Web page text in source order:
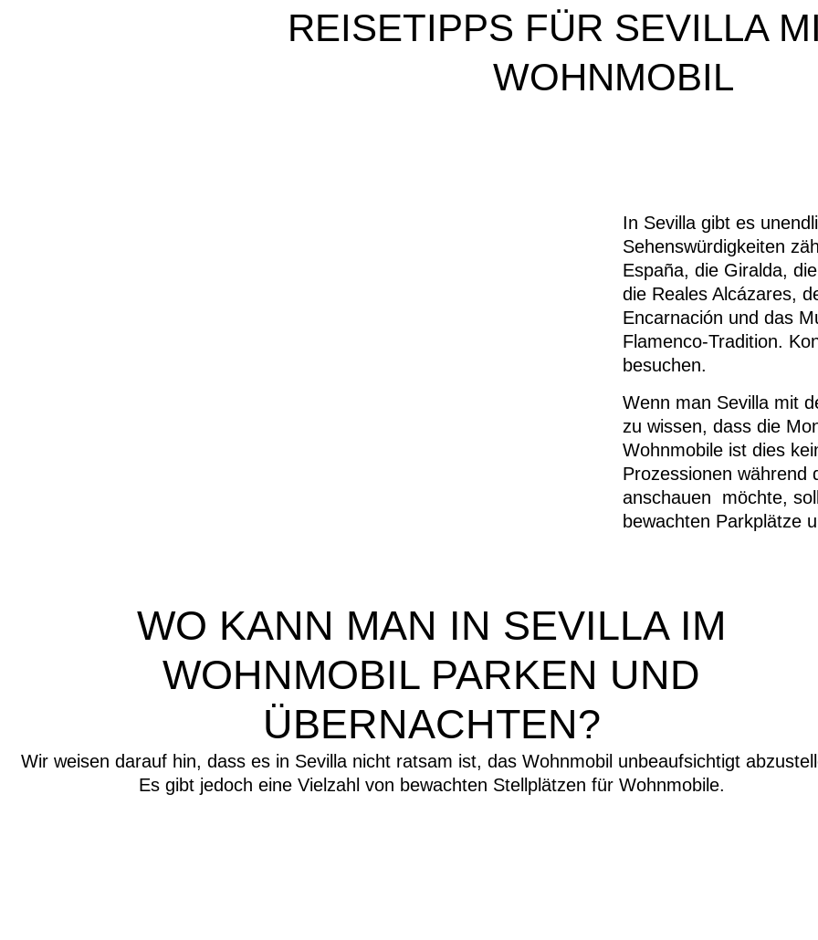
REISETIPPS FÜR SEVILLA
WOHNMOBIL
In Sevilla gibt es
Sehenswürdigkeiten
España, die Giralda,
die Reales Alcázares,
Encarnación und das
Flamenco-Tradition.
besuchen.
Wenn man Sevilla mit
zu wissen, dass die
Wohnmobile ist dies
Prozessionen während
anschauen möchte,
bewachten Parkplätze
WO KANN MAN IN SEVILLA IM
WOHNMOBIL PARKEN UND
ÜBERNACHTEN?​
Wir weisen darauf hin, dass es in Sevilla nicht ratsam ist, das Wohnmobil unbeaufsichtigt
Es gibt jedoch eine Vielzahl von bewachten Stellplätzen für Wohnmobile.